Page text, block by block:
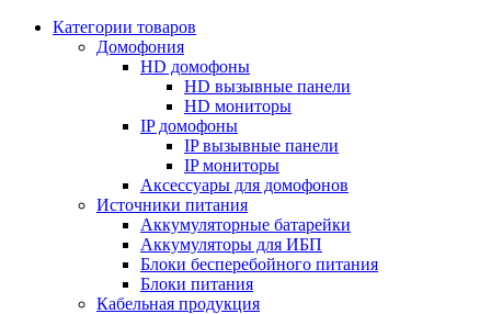
Категории товаров
Домофония
HD домофоны
HD вызывные панели
HD мониторы
IP домофоны
IP вызывные панели
IP мониторы
Аксессуары для домофонов
Источники питания
Аккумуляторные батарейки
Аккумуляторы для ИБП
Блоки бесперебойного питания
Блоки питания
Кабельная продукция